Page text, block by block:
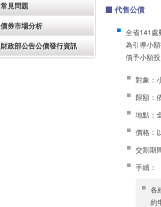
常見問題
債券市場分析
財政部公告公債發行資訊
代售公債
全省141處
為引導小
債予小額
對象：
限額：
地點：
價格：
交割期
手續：
各
約